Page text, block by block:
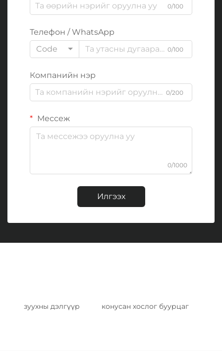
0/100
Телефон / WhatsApp
Code
0/100
Компанийн нэр
0/200
Мессеж
0/1000
Илгээх
зуухны дэлгүүр конусан хослог буурцаг